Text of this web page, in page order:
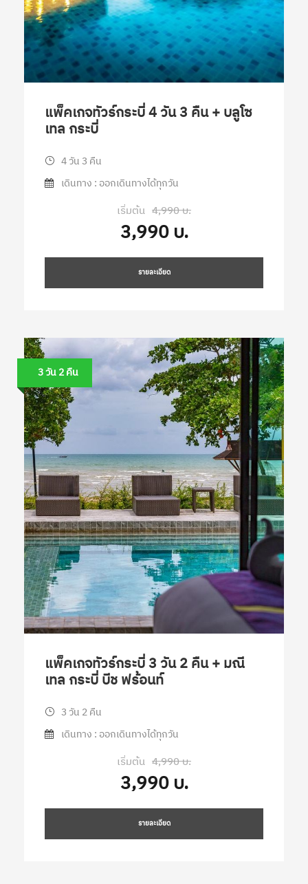
แพ็คเกจทัวร์กระบี่ 4 วัน 3 คืน + บลูโซ
เทล กระบี่
4 วัน 3 คืน
เดินทาง : ออกเดินทางได้ทุกวัน
เริ่มต้น 4,990 บ.
3,990 บ.
รายละเอียด
3 วัน 2 คืน
แพ็คเกจทัวร์กระบี่ 3 วัน 2 คืน + มณี
เทล กระบี่ บีช ฟร้อนท์
3 วัน 2 คืน
เดินทาง : ออกเดินทางได้ทุกวัน
เริ่มต้น 4,990 บ.
3,990 บ.
รายละเอียด